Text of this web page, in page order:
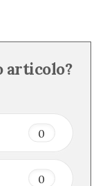
articolo?
0
0